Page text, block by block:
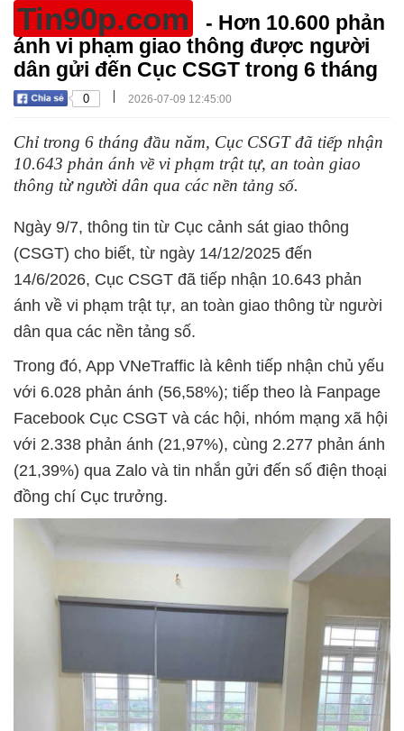
Tin90p.com
- Hơn 10.600 phản
ánh vi phạm giao thông được người
dân gửi đến Cục CSGT trong 6 tháng
0 | 2026-07-09 12:45:00
Chỉ trong 6 tháng đầu năm, Cục CSGT đã tiếp nhận
10.643 phản ánh về vi phạm trật tự, an toàn giao
thông từ người dân qua các nền tảng số.
Ngày 9/7, thông tin từ Cục cảnh sát giao thông
(CSGT) cho biết, từ ngày 14/12/2025 đến
14/6/2026, Cục CSGT đã tiếp nhận 10.643 phản
ánh về vi phạm trật tự, an toàn giao thông từ người
dân qua các nền tảng số.
Trong đó, App VNeTraffic là kênh tiếp nhận chủ yếu
với 6.028 phản ánh (56,58%); tiếp theo là Fanpage
Facebook Cục CSGT và các hội, nhóm mạng xã hội
với 2.338 phản ánh (21,97%), cùng 2.277 phản ánh
(21,39%) qua Zalo và tin nhắn gửi đến số điện thoại
đồng chí Cục trưởng.